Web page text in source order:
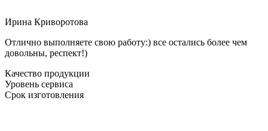
Ирина Криворотова
Отлично выполняете свою работу:) все остались более чем
довольны, респект!)
Качество продукции
Уровень сервиса
Срок изготовления